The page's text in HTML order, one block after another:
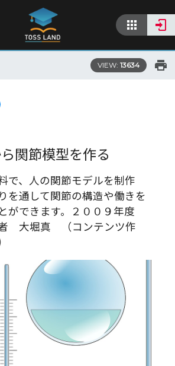
VIEW: 13634
関節模型を作る
で、人の関節モデルを制作
を通して関節の構造や働きを
ができます。２００９年度
大堀真 （コンテンツ作